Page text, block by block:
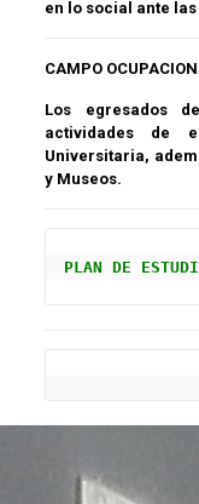
en lo social ante
CAMPO
Los egresados
actividades de
Universitaria,
y Museos.
PLAN DE